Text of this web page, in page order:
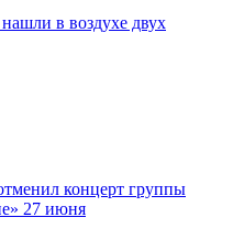
в воздухе двух
концерт группы
27 июня